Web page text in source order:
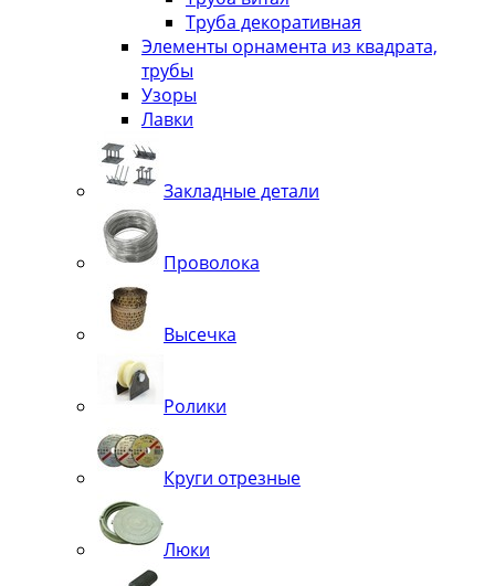
Труба декоративная
Элементы орнамента из квадрата,
трубы
Узоры
Лавки
Закладные детали
Проволока
Высечка
Ролики
Круги отрезные
Люки